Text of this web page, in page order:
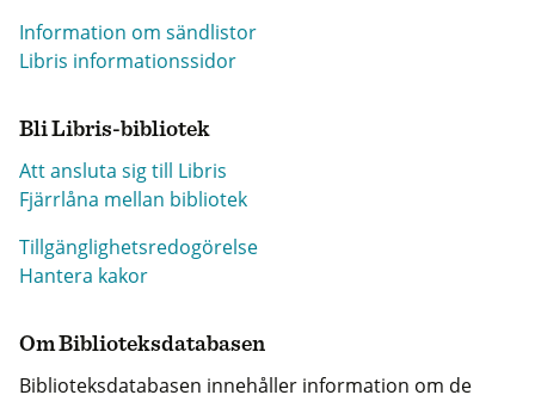
Information om sändlistor
Libris informationssidor
Bli Libris-bibliotek
Att ansluta sig till Libris
Fjärrlåna mellan bibliotek
Tillgänglighetsredogörelse
Hantera kakor
Om Biblioteksdatabasen
Biblioteksdatabasen innehåller information om de